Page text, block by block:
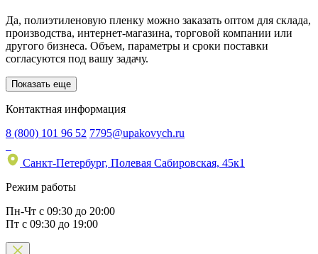
Да, полиэтиленовую пленку можно заказать оптом для склада,
производства, интернет-магазина, торговой компании или
другого бизнеса. Объем, параметры и сроки поставки
согласуются под вашу задачу.
Показать еще
Контактная информация
8 (800) 101 96 52 7795@upakovych.ru
Санкт-Петербург, Полевая Сабировская, 45к1
Режим работы
Пн-Чт с 09:30 до 20:00
Пт с 09:30 до 19:00